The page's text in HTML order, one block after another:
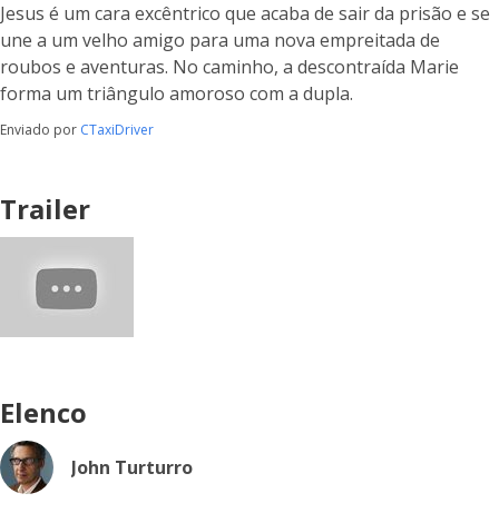
Jesus é um cara excêntrico que acaba de sair da prisão e se
une a um velho amigo para uma nova empreitada de
roubos e aventuras. No caminho, a descontraída Marie
forma um triângulo amoroso com a dupla.
Enviado por CTaxiDriver
Trailer
Elenco
John Turturro